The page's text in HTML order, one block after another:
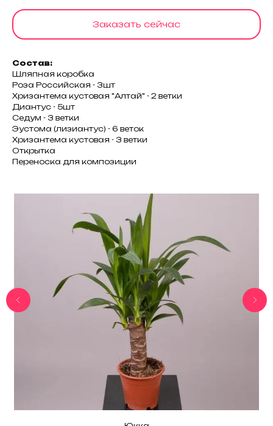
Заказать сейчас
Состав:
Шляпная коробка
Роза Российская - 3шт
Хризантема кустовая "Алтай" - 2 ветки
Диантус - 5шт
Седум - 3 ветки
Эустома (лизиантус) - 6 веток
Хризантема кустовая - 3 ветки
Открытка
Переноска для композиции